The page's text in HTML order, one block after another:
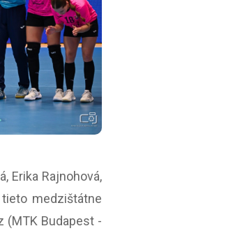
Erika Rajnohová,
medzištátne
(MTK Budapest -